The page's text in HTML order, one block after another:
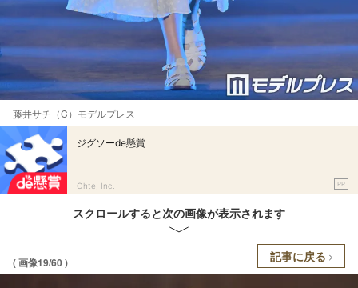
藤井サチ（C）モデルプレス
ジグソーde懸賞
Ohte, Inc. PR
スクロールすると次の画像が表示されます
( 画像19/60 ) 記事に戻る